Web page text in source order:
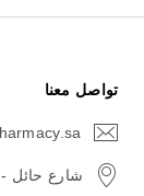
تواصل معنا
شارع حائل